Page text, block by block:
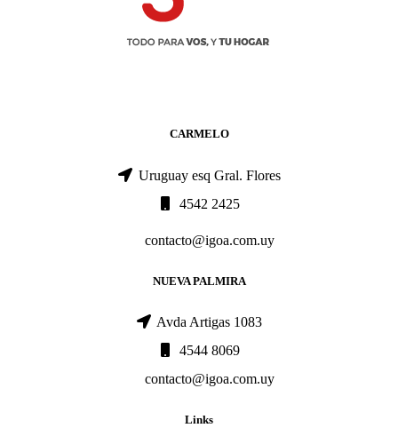
CARMELO
Uruguay esq Gral. Flores
4542 2425
contacto@igoa.com.uy
NUEVA PALMIRA
Avda Artigas 1083
4544 8069
contacto@igoa.com.uy
Links